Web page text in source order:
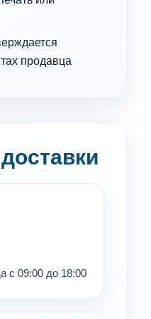
продавца
с 09:00 до 18:00